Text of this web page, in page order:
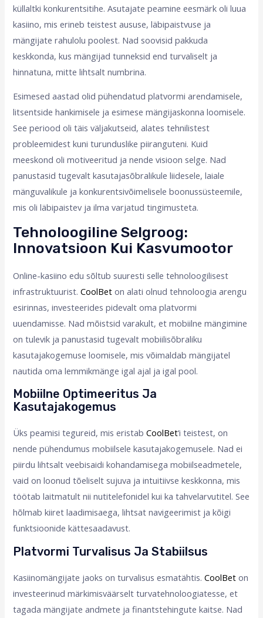
küllaltki konkurentsitihe. Asutajate peamine eesmärk oli luua
kasiino, mis erineb teistest aususe, läbipaistvuse ja
mängijate rahulolu poolest. Nad soovisid pakkuda
keskkonda, kus mängijad tunneksid end turvaliselt ja
hinnatuna, mitte lihtsalt numbrina.
Esimesed aastad olid pühendatud platvormi arendamisele,
litsentside hankimisele ja esimese mängijaskonna loomisele.
See periood oli täis väljakutseid, alates tehnilistest
probleemidest kuni turunduslike piiranguteni. Kuid
meeskond oli motiveeritud ja nende visioon selge. Nad
panustasid tugevalt kasutajasõbralikule liidesele, laiale
mänguvalikule ja konkurentsivõimelisele boonussüsteemile,
mis oli läbipaistev ja ilma varjatud tingimusteta.
Tehnoloogiline Selgroog:
Innovatsioon Kui Kasvumootor
Online-kasiino edu sõltub suuresti selle tehnoloogilisest
infrastruktuurist.CoolBet on alati olnud tehnoloogia arengu
esirinnas, investeerides pidevalt oma platvormi
uuendamisse. Nad mõistsid varakult, et mobiilne mängimine
on tulevik ja panustasid tugevalt mobiilisõbraliku
kasutajakogemuse loomisele, mis võimaldab mängijatel
nautida oma lemmikmänge igal ajal ja igal pool.
Mobiilne Optimeeritus Ja
Kasutajakogemus
Üks peamisi tegureid, mis eristabCoolBet‘i teistest, on
nende pühendumus mobiilsele kasutajakogemusele. Nad ei
piirdu lihtsalt veebisaidi kohandamisega mobiilseadmetele,
vaid on loonud tõeliselt sujuva ja intuitiivse keskkonna, mis
töötab laitmatult nii nutitelefonidel kui ka tahvelarvutitel. See
hõlmab kiiret laadimisaega, lihtsat navigeerimist ja kõigi
funktsioonide kättesaadavust.
Platvormi Turvalisus Ja Stabiilsus
Kasiinomängijate jaoks on turvalisus esmatähtis.CoolBet on
investeerinud märkimisväärselt turvatehnoloogiatesse, et
tagada mängijate andmete ja finantstehingute kaitse. Nad